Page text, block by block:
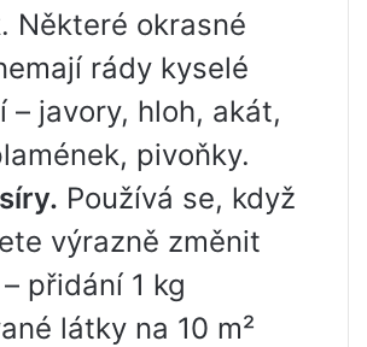
Některé okrasné
rády kyselé
– javory, hloh, akát,
pivoňky.
Používá se, když
výrazně změnit
přidání 1 kg
látky na 10 m²